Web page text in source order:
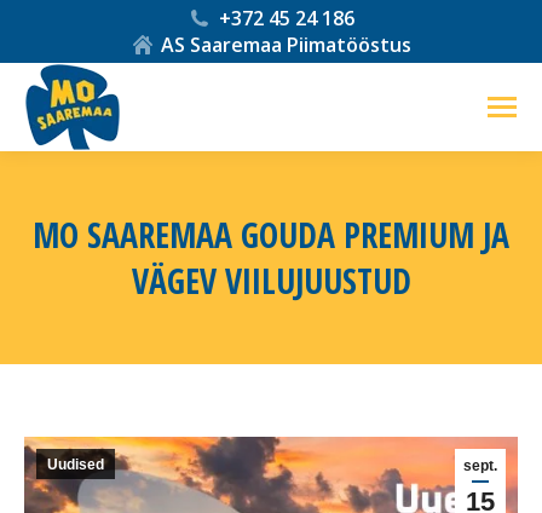
+372 45 24 186
AS Saaremaa Piimatööstus
MO SAAREMAA GOUDA PREMIUM JA
VÄGEV VIILUJUUSTUD
sept.
15
Uudised